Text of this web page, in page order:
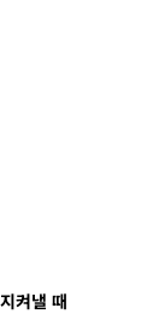
켜낼 때